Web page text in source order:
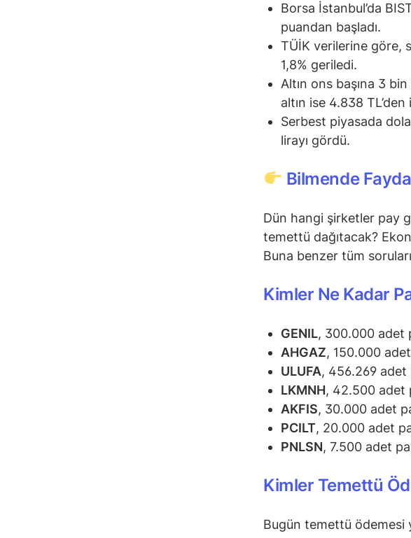
Borsa İstanbul’da
puandan başladı.
TÜİK verilerine göre,
1,8% geriledi.
Altın ons başına 3
altın ise 4.838
Serbest piyasada
lirayı gördü.
Bilmende
Dün hangi şirketler pay
temettü dağıtacak?
Buna benzer tüm
Kimler Ne Kadar
GENIL, 300.000 adet
AHGAZ, 150.000
ULUFA, 456.269 adet
LKMNH, 42.500 adet
AKFIS, 30.000 adet
PCILT, 20.000 adet
PNLSN, 7.500 adet
Kimler Temettü
Bugün temettü ödemesi